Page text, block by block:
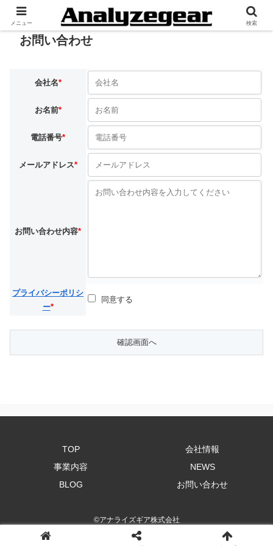
お問い合わせ
会社名*
お名前*
電話番号*
メールアドレス*
お問い合わせ内容*
プライバシーポリシ
ー*
同意する
TOP
会社情報
事業内容
NEWS
BLOG
お問い合わせ
©アナライズギア株式会社
メニュー 検索